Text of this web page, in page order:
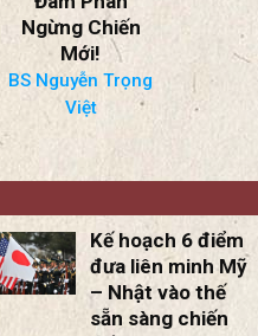
SUBRAMANIAN,
SHOUMITRO
CHATTERJEE
*
Ả
Bab
Kế hoạch 6 điểm